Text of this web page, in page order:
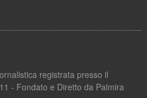
registrata presso il
- Fondato e Diretto da Palmira